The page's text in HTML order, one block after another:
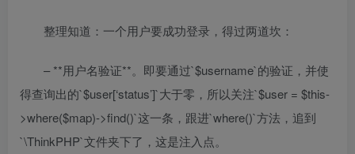
整理知道：一个用户要成功登录，得过两道坎：
– **用户名验证**。即要通过`$username`的验证，并使
得查询出的`$user[‘status’]`大于零，所以关注`$user = $this-
>where($map)->find()`这一条，跟进`where()`方法，追到
`\ThinkPHP`文件夹下了，这是注入点。